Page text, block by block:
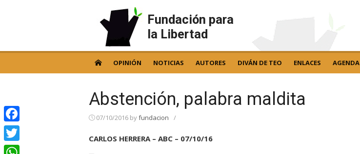
Fundación para
la Libertad
OPINIÓN NOTICIAS AUTORES DIVÁN DE TEO ENLACES AGENDA
Abstención, palabra maldita
07/10/2016 byfundacion /
CARLOS HERRERA – ABC – 07/10/16
Facebook
Twitter